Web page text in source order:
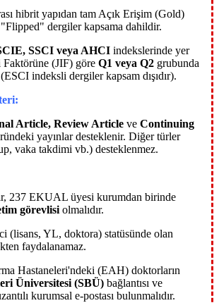
hibrit yapıdan tam Açık Erişim (Gold)
"Flipped" dergiler kapsama dahildir.
SSCI veya AHCI indekslerinde yer
Faktörüne (JIF) göre Q1 veya Q2 grubunda
indeksli dergiler kapsam dışıdır).
Article, Review Article ve Continuing
yayınlar desteklenir. Diğer türler
vaka takdimi vb.) desteklenmez.
237 EKUAL üyesi kurumdan birinde
görevlisi olmalıdır.
(lisans, YL, doktora) statüsünde olan
faydalanamaz.
Hastaneleri'ndeki (EAH) doktorların
Üniversitesi (SBÜ) bağlantısı ve
kurumsal e-postası bulunmalıdır.